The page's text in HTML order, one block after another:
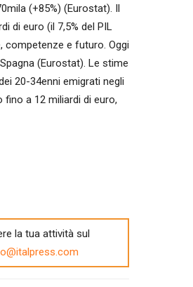
(+85%) (Eurostat). Il
di euro (il 7,5% del PIL
competenze e futuro. Oggi
(Eurostat). Le stime
20-34enni emigrati negli
a 12 miliardi di euro,
la tua attività sul